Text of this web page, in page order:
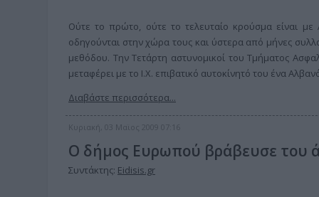
Ούτε το πρώτο, ούτε το τελευταίο κρούσμα είναι
οδηγούνται στην χώρα τους και ύστερα από μήνες
μεθόδου. Την Τετάρτη αστυνομικοί του Τμήματος
μεταφέρει με το Ι.Χ. επιβατικό αυτοκίνητό του ένα
Διαβάστε περισσότερα...
Κυριακή, 03 Μαϊος 2009 07:16
Ο δήμος Ευρωπού βράβευσε του
Συντάκτης: Eidisis.gr